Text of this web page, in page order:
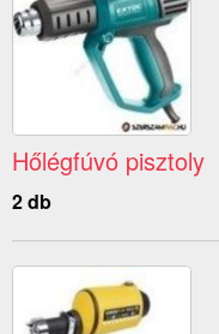
Hőlégfúvó pisztoly
2 db